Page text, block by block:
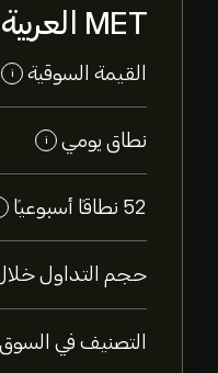
MET العربية
القيمة السوقية i
نطاق يومي i
52 نطاقاً أسبوعياً
حجم التداول
التصنيف في السوق